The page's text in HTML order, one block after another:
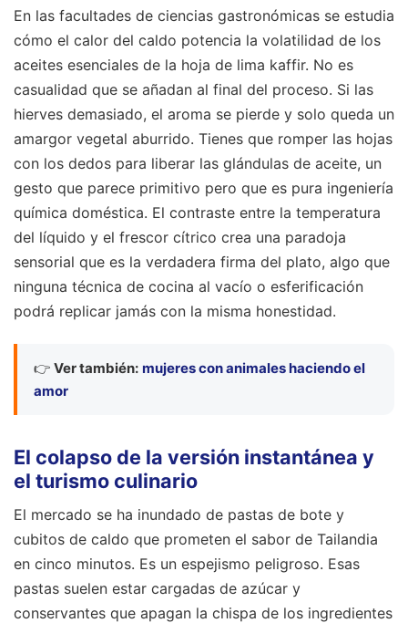
En las facultades de ciencias gastronómicas se estudia
cómo el calor del caldo potencia la volatilidad de los
aceites esenciales de la hoja de lima kaffir. No es
casualidad que se añadan al final del proceso. Si las
hierves demasiado, el aroma se pierde y solo queda un
amargor vegetal aburrido. Tienes que romper las hojas
con los dedos para liberar las glándulas de aceite, un
gesto que parece primitivo pero que es pura ingeniería
química doméstica. El contraste entre la temperatura
del líquido y el frescor cítrico crea una paradoja
sensorial que es la verdadera firma del plato, algo que
ninguna técnica de cocina al vacío o esferificación
podrá replicar jamás con la misma honestidad.
👉 Ver también: mujeres con animales haciendo el
amor
El colapso de la versión instantánea y
el turismo culinario
El mercado se ha inundado de pastas de bote y
cubitos de caldo que prometen el sabor de Tailandia
en cinco minutos. Es un espejismo peligroso. Esas
pastas suelen estar cargadas de azúcar y
conservantes que apagan la chispa de los ingredientes